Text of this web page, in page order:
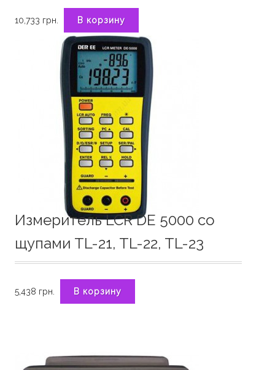
10,733 грн. В корзину
Измеритель LCR DE 5000 со
щупами TL-21, TL-22, TL-23
5,438 грн. В корзину